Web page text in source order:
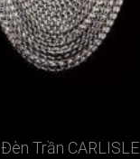
Đèn Trần CARLISLE